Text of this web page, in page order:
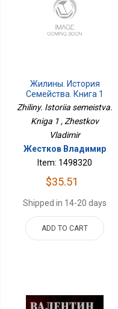
Жилины. История
Семейства. Книга 1
Zhiliny. Istoriia semeistva.
Kniga 1 , Zhestkov
Vladimir
Жестков Владимир
Item: 1498320
$35.51
Shipped in 14-20 days
ADD TO CART